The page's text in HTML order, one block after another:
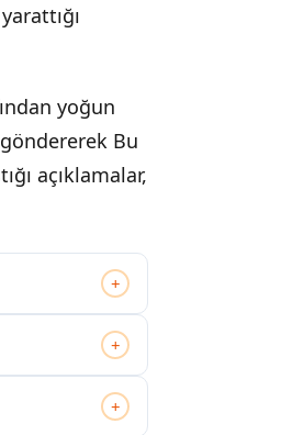
yoğun
Bu
açıklamalar,
+
+
+